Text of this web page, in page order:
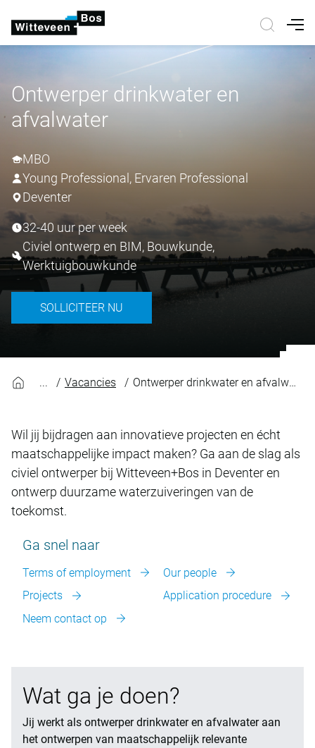
Ontwerper drinkwater en
afvalwater
MBO
Young Professional, Ervaren Professional
Deventer
32-40 uur per week
Civiel ontwerp en BIM, Bouwkunde,
Werktuigbouwkunde
SOLLICITEER NU
Vacancies Ontwerper drinkwater en afvalwater
Wil jij bijdragen aan innovatieve projecten en écht
maatschappelijke impact maken? Ga aan de slag als
civiel ontwerper bij Witteveen+Bos in Deventer en
ontwerp duurzame waterzuiveringen van de
toekomst.
Ga snel naar
Terms of employment
Our people
Projects
Application procedure
Neem contact op
Wat ga je doen?
Jij werkt als ontwerper drinkwater en afvalwater aan
het ontwerpen van maatschappelijk relevante